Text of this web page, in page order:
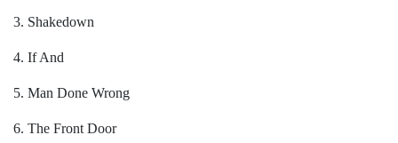
3. Shakedown
4. If And
5. Man Done Wrong
6. The Front Door